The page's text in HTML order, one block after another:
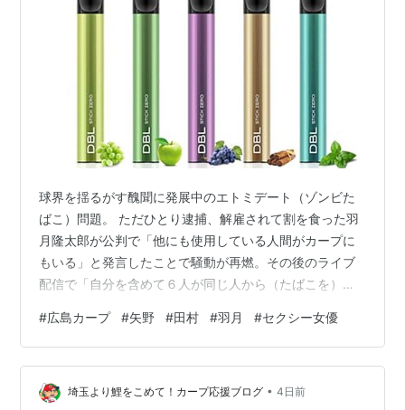
球界を揺るがす醜聞に発展中のエトミデート（ゾンビた
ばこ）問題。 ただひとり逮捕、解雇されて割を食った羽
月隆太郎が公判で「他にも使用している人間がカープに
もいる」と発言したことで騒動が再燃。その後のライブ
配信で「自分を含めて６人が同じ人から（たばこを）買
のような「暴露」を始めたのは、仲間だと思っていたそ
の選手たちが、騒動後に一切の連絡を絶ったことからだ
という。 やっぱり義理人情は大事なんだね。 ７月に入り
SmartFLASHがゾンビたばこの売人、滝口”サナエトーク
#広島カープ #矢野 #田村 #羽月 #セクシー女優
埼玉より鯉をこめて！カープ応援ブログ • 4日前